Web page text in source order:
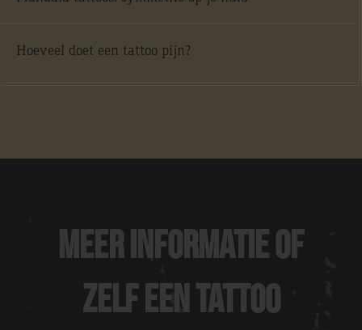
Hoeveel doet een tattoo pijn?
Meer informatie of
zelf een tattoo